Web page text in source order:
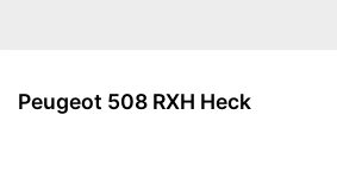
Inhalt
Peugeot 508 RXH Heck